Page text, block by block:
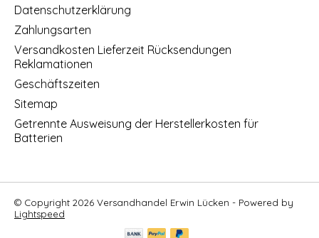
Datenschutzerklärung
Zahlungsarten
Versandkosten Lieferzeit Rücksendungen
Reklamationen
Geschäftszeiten
Sitemap
Getrennte Ausweisung der Herstellerkosten für
Batterien
© Copyright 2026 Versandhandel Erwin Lücken - Powered by
Lightspeed